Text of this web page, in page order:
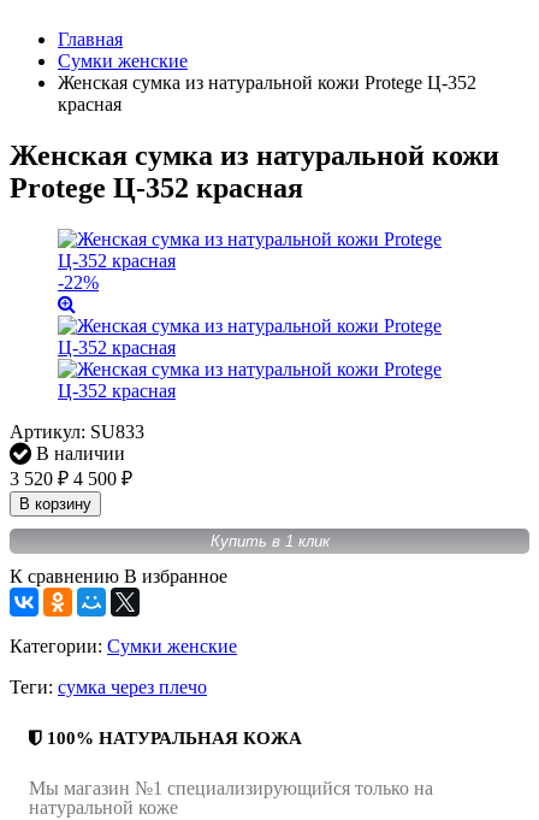
Главная
Сумки женские
Женская сумка из натуральной кожи Protege Ц-352
красная
Женская сумка из натуральной кожи
Protege Ц-352 красная
-22%
Артикул: SU833
В наличии
3 520 ₽ 4 500 ₽
В корзину
Купить в 1 клик
К сравнению В избранное
Категории: Сумки женские
Теги: сумка через плечо
100% НАТУРАЛЬНАЯ КОЖА
Мы магазин №1 специализирующийся только на
натуральной коже